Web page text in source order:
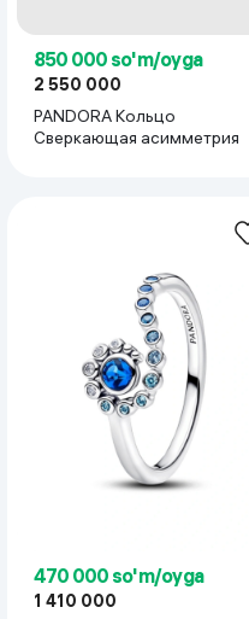
850 000 so'm/oyga
2 550 000
PANDORA Кольцо
Сверкающая асимметрия
470 000 so'm/oyga
1 410 000